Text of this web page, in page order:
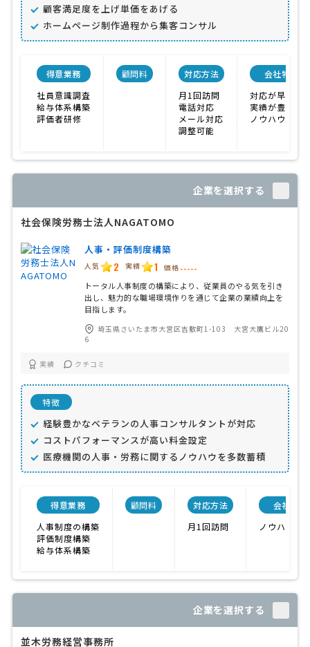
顧客満足度を上げ単価をあげる
ホームページ制作過程から集客コンサル
得意業務
社員意識調査
給与体系構築
評価者研修
顧問料
対応方法
月1回訪問
電話対応
メール対応
調整可能
会社特色
対応が早い
実績が豊富
ノウハウが充
企業を選択する
社会保険労務士法人NAGATOMO
人事・評価制度構築
人気 2 実績 1 価格 -----
トータル人事制度の構築により、従業員のやる気を引き
出し、魅力的な職場環境作りを通じて企業の業績向上を
目指します。
埼玉県さいたま市大宮区吉敷町1-103 大宮大鷹ビル20
6
実績 クチコミ
特徴
経験豊かなベテランの人事コンサルタントが対応
コストパフォーマンスが高い料金設定
医療機関の人事・労務に関するノウハウを多数蓄積
得意業務
人事制度の構築
評価制度構築
給与体系構築
顧問料
対応方法
月1回訪問
会社特色
ノウハウが
企業を選択する
並木労務経営事務所